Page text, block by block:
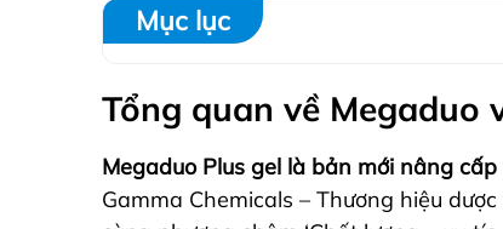
Mục lục
Tổng quan về Megaduo
Megaduo Plus gel là bản mới nâng
Gamma Chemicals – Thương hiệu